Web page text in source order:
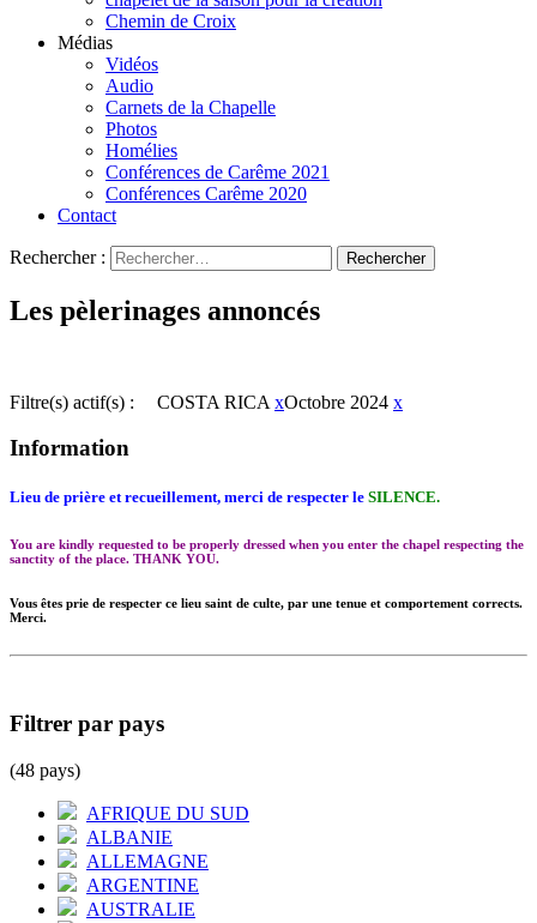
Chemin de Croix
Médias
Vidéos
Audio
Carnets de la Chapelle
Photos
Homélies
Conférences de Carême 2021
Conférences Carême 2020
Contact
Rechercher :
Les pèlerinages annoncés
Filtre(s) actif(s) : COSTA RICA xOctobre 2024 x
Information
Lieu de prière et recueillement, merci de respecter le SILENCE.
You are kindly requested to be properly dressed when you enter the chapel respecting the
sanctity of the place. THANK YOU.
Vous êtes prie de respecter ce lieu saint de culte, par une tenue et comportement corrects.
Merci.
Filtrer par pays
(48 pays)
AFRIQUE DU SUD
ALBANIE
ALLEMAGNE
ARGENTINE
AUSTRALIE